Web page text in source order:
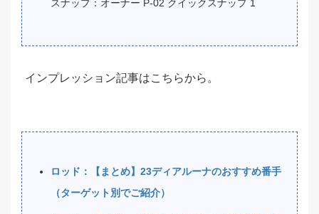
スナップ：オーナー P-02 クイックスナップ 1
インプレッション記事はこちらから。
ロッド：【まとめ】23ディアルーナのおすすめ番手
（ターゲット別でご紹介）